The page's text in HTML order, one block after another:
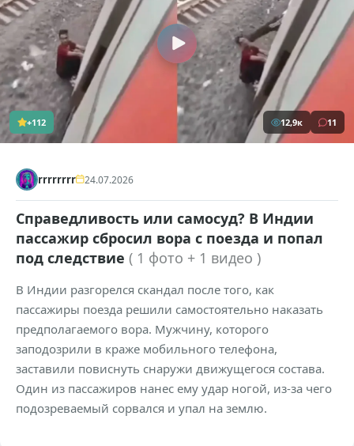
+112 12,9к 11
rrrrrrrr 24.07.2026
Справедливость или самосуд? В Индии
пассажир сбросил вора с поезда и попал
под следствие ( 1 фото + 1 видео )
В Индии разгорелся скандал после того, как
пассажиры поезда решили самостоятельно наказать
предполагаемого вора. Мужчину, которого
заподозрили в краже мобильного телефона,
заставили повиснуть снаружи движущегося состава.
Один из пассажиров нанес ему удар ногой, из-за чего
подозреваемый сорвался и упал на землю.